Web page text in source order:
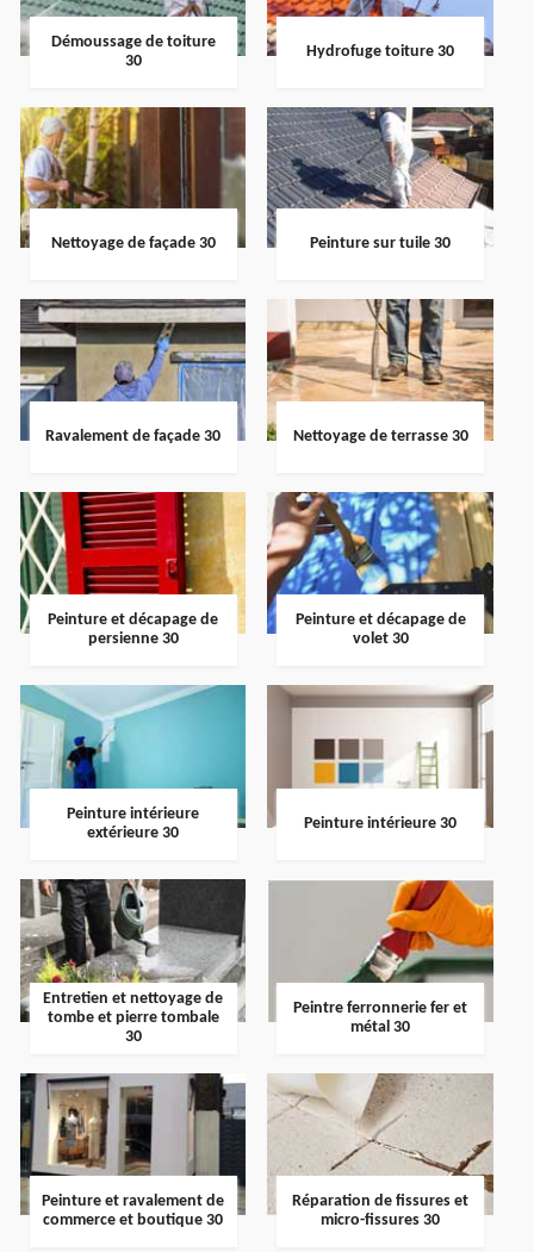
Démoussage de toiture
30
Hydrofuge toiture 30
Nettoyage de façade 30 Peinture sur tuile 30
Ravalement de façade 30 Nettoyage de terrasse 30
Peinture et décapage de
persienne 30
Peinture et décapage de
volet 30
Peinture intérieure
extérieure 30
Peinture intérieure 30
Entretien et nettoyage de
tombe et pierre tombale
30
Peintre ferronnerie fer et
métal 30
Peinture et ravalement de
commerce et boutique 30
Réparation de fissures et
micro-fissures 30